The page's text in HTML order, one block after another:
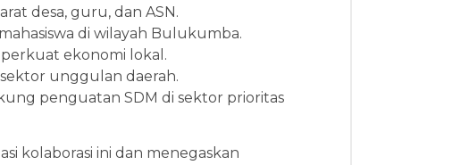
desa, guru, dan ASN.
di wilayah Bulukumba.
ekonomi lokal.
unggulan daerah.
penguatan SDM di sektor prioritas
kolaborasi ini dan menegaskan